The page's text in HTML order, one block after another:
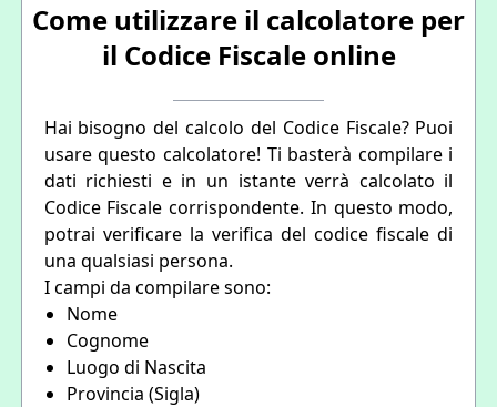
Come utilizzare il calcolatore per
il Codice Fiscale online
Hai bisogno del calcolo del Codice Fiscale? Puoi
usare questo calcolatore! Ti basterà compilare i
dati richiesti e in un istante verrà calcolato il
Codice Fiscale corrispondente. In questo modo,
potrai verificare la verifica del codice fiscale di
una qualsiasi persona.
I campi da compilare sono:
Nome
Cognome
Luogo di Nascita
Provincia (Sigla)